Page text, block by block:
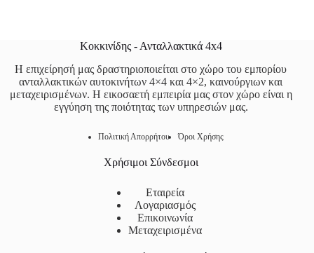
Κοκκινίδης - Ανταλλακτικά 4x4
Η επιχείρησή μας δραστηριοποιείται στο χώρο του εμπορίου
ανταλλακτικών αυτοκινήτων 4×4 και 4×2, καινούργιων και
μεταχειρισμένων. Η εικοσαετή εμπειρία μας στον χώρο είναι η
εγγύηση της ποιότητας των υπηρεσιών μας.
Πολιτική Απορρήτου Όροι Χρήσης
Χρήσιμοι Σύνδεσμοι
Εταιρεία
Λογαριασμός
Επικοινωνία
Μεταχειρισμένα